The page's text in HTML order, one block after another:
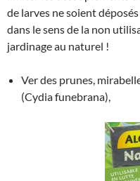
de larves ne soient
dans le sens de la non
jardinage au naturel !
Ver des prunes,
(Cydia funebrana),